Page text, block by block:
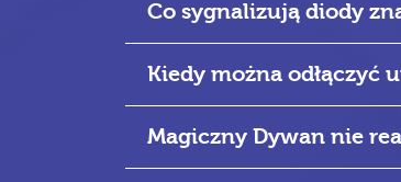
Co sygnalizują diody
Kiedy można odłączyć
Magiczny Dywan nie